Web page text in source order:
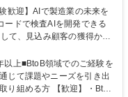
て、見込み顧客の獲得から
ーケティングとフィールド
最大化を目指します。 【具
るアプローチ/リードナー
以上■BtoB領域でのご経験を
じて課題やニーズを引き出
【歓迎】・BtoB